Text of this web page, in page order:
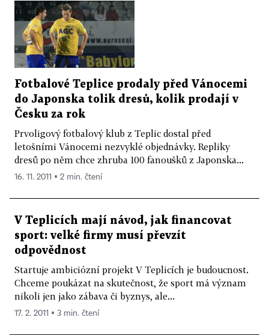
Fotbalové Teplice prodaly před Vánocemi
do Japonska tolik dresů, kolik prodají v
Česku za rok
Prvoligový fotbalový klub z Teplic dostal před
letošními Vánocemi nezvyklé objednávky. Repliky
dresů po něm chce zhruba 100 fanoušků z Japonska...
16. 11. 2011 ▪ 2 min. čtení
V Teplicích mají návod, jak financovat
sport: velké firmy musí převzít
odpovědnost
Startuje ambiciózní projekt V Teplicích je budoucnost.
Chceme poukázat na skutečnost, že sport má význam
nikoli jen jako zábava či byznys, ale...
17. 2. 2011 ▪ 3 min. čtení